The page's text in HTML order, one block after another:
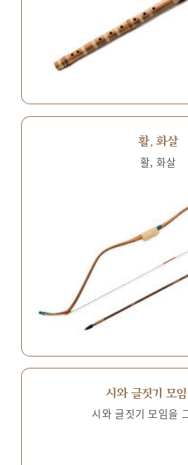
활, 화살
활, 화살
시와 글짓기 모
시와 글짓기 모임을